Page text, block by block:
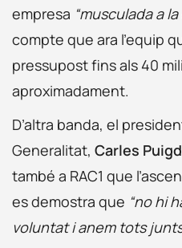
empresa “musculada a
compte que ara l’equip
pressupost fins als 40
aproximadament.
D’altra banda, el
Generalitat, Carles
també a RAC1 que
es demostra que “no hi
voluntat i anem tots